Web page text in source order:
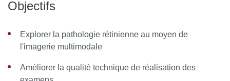
Université partenaire :
Pour vous inscrire, déposez votre candidature sur
C@nditOnLine.
Objectifs
Explorer la pathologie rétinienne au moyen de
l'imagerie multimodale
Améliorer la qualité technique de réalisation des